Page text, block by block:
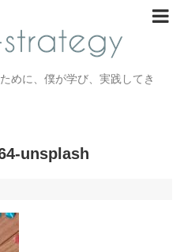
めに、僕が学び、実践してき
unsplash